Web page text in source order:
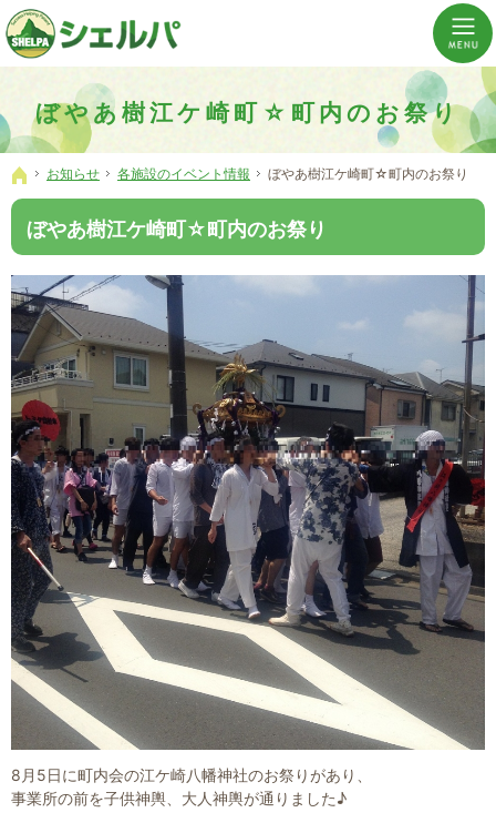
ぼやあ樹江ケ崎町☆町内のお祭り
介護の「通い・泊まり・訪問」から必要なものだけをご提供。介護のことならシェルパへ。
横浜市神奈川区 事業所数No,1の小規模多機能型居宅介護ぼやあ樹
ホーム
お知らせ 各施設のイベント情報 ぼやあ樹江ケ崎町☆町内のお祭り
ぼやあ樹江ケ崎町☆町内のお祭り
8月5日に町内会の江ケ崎八幡神社のお祭りがあり、
事業所の前を子供神輿、大人神輿が通りました♪